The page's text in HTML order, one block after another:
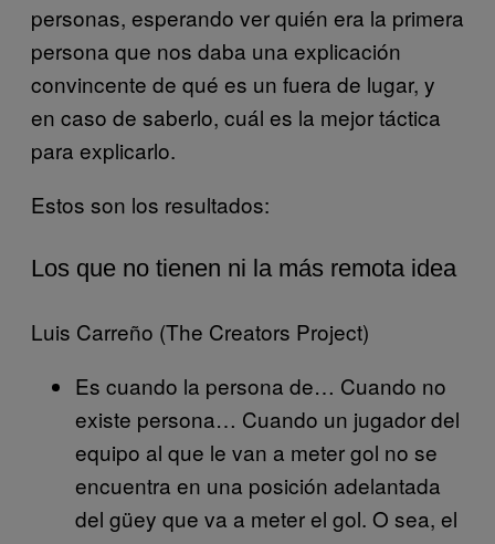
personas, esperando ver quién era la primera
persona que nos daba una explicación
convincente de qué es un fuera de lugar, y
en caso de saberlo, cuál es la mejor táctica
para explicarlo.
Estos son los resultados:
Los que no tienen ni la más remota idea
Luis Carreño (The Creators Project)
Es cuando la persona de… Cuando no
existe persona… Cuando un jugador del
equipo al que le van a meter gol no se
encuentra en una posición adelantada
del güey que va a meter el gol. O sea, el